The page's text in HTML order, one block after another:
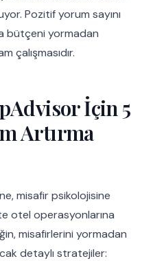
Pozitif yorum sayını
bütçeni yormadan
çalışmasıdır.
İçin 5
Artırma
misafir psikolojisine
otel operasyonlarına
misafirlerini yormadan
detaylı stratejiler: